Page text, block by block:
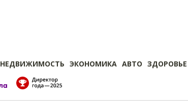
НЕДВИЖИМОСТЬ ЭКОНОМИКА АВТО ЗДОРОВЬЕ